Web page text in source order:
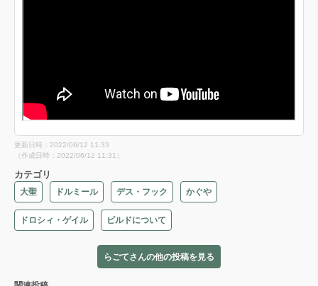
更新日時：2022/06/12 11:33
（作成日時：2022/06/12 11:31）
カテゴリ
大聖 ドルミール デス・フック かぐや
ドロシィ・ゲイル ビルドについて
らごてさんの他の投稿を見る